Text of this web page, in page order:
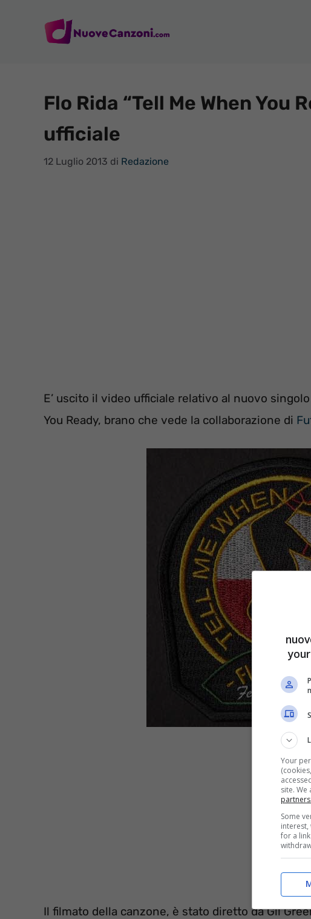
Flo Rida “Tell Me When You
ufficiale
12 Luglio 2013 di Redazione
E’ uscito il video ufficiale relativo al nuovo
You Ready, brano che vede la collaborazione di
Il filmato della canzone, è stato diretto da Gil
Your
site.
partners.
Some
for a